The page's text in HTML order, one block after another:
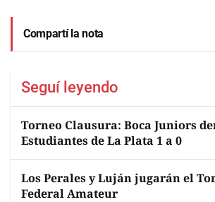
Compartí la nota
Seguí leyendo
Torneo Clausura: Boca Juniors
Estudiantes de La Plata 1 a 0
Los Perales y Luján jugarán el
Federal Amateur